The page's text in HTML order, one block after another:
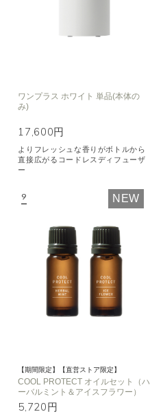
ワンプラス ホワイト 単品(本体の
み)
17,600円
よりフレッシュな香りがボトルから
直接広がるコードレスディフューザ
ー
NEW
【期間限定】【直営ストア限定】
COOL PROTECT オイルセット（ハ
ーバルミント＆アイスフラワー）
5,720円